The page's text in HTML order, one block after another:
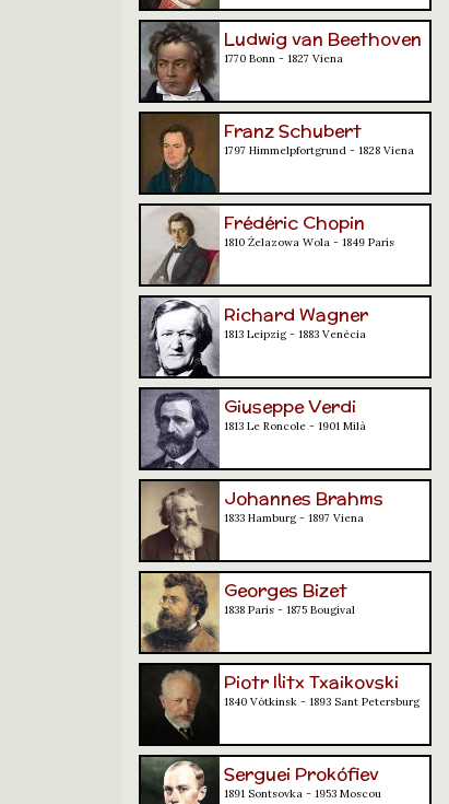
Ludwig van Beethoven
1770 Bonn - 1827 Viena
Franz Schubert
1797 Himmelpfortgrund - 1828 Viena
Frédéric Chopin
1810 Żelazowa Wola - 1849 París
Richard Wagner
1813 Leipzig - 1883 Venècia
Giuseppe Verdi
1813 Le Roncole - 1901 Milà
Johannes Brahms
1833 Hamburg - 1897 Viena
Georges Bizet
1838 París - 1875 Bougival
Piotr Ilitx Txaikovski
1840 Vótkinsk - 1893 Sant Petersburg
Serguei Prokófiev
1891 Sontsovka - 1953 Moscou